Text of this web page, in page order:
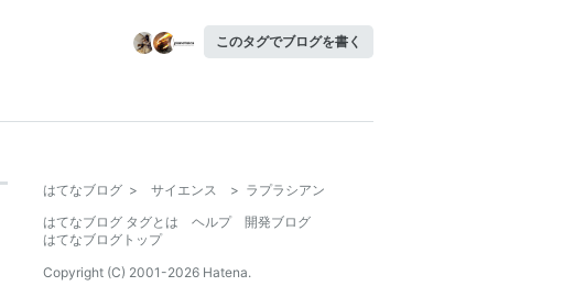
このタグでブログを書く
はてなブログ > サイエンス > ラプラシアン
はてなブログ タグとは
ヘルプ
開発ブログ
はてなブログトップ
Copyright (C) 2001-2026 Hatena.